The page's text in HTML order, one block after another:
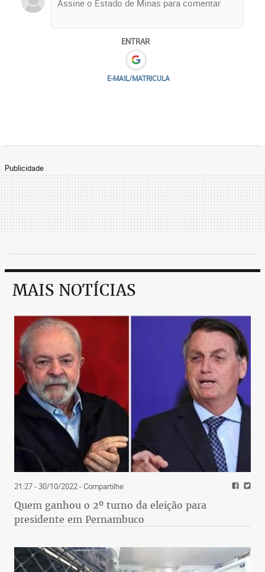
ENTRAR
E-MAIL/MATRICULA
Publicidade
MAIS NOTÍCIAS
21:27 - 30/10/2022- Compartilhe
Quem ganhou o 2º turno da eleição para
presidente em Pernambuco